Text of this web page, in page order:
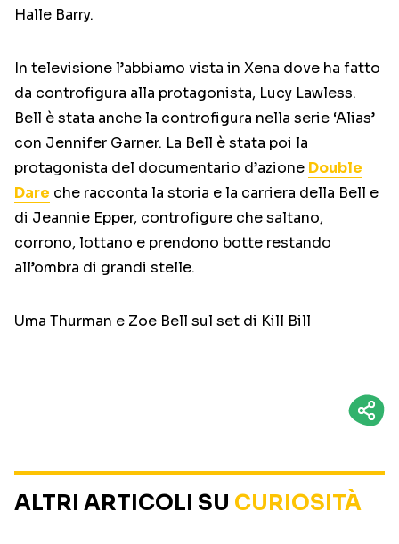
Halle Barry.
In televisione l’abbiamo vista in Xena dove ha fatto
da controfigura alla protagonista, Lucy Lawless.
Bell è stata anche la controfigura nella serie ‘Alias’
con Jennifer Garner. La Bell è stata poi la
protagonista del documentario d’azione Double
Dare che racconta la storia e la carriera della Bell e
di Jeannie Epper, controfigure che saltano,
corrono, lottano e prendono botte restando
all’ombra di grandi stelle.
Uma Thurman e Zoe Bell sul set di Kill Bill
ALTRI ARTICOLI SU CURIOSITÀ